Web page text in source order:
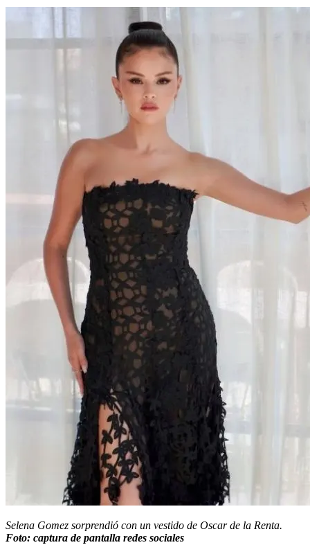
Selena Gomez sorprendió con un vestido de Oscar de la Renta.
Foto: captura de pantalla redes sociales